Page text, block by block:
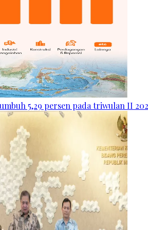
5,29 persen pada triwulan II